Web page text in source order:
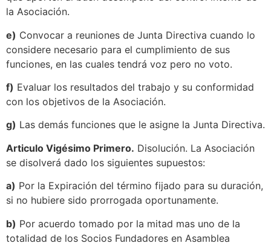
la Asociación.
e) Convocar a reuniones de Junta Directiva cuando lo
considere necesario para el cumplimiento de sus
funciones, en las cuales tendrá voz pero no voto.
f) Evaluar los resultados del trabajo y su conformidad
con los objetivos de la Asociación.
g) Las demás funciones que le asigne la Junta Directiva.
Articulo Vigésimo Primero. Disolución. La Asociación
se disolverá dado los siguientes supuestos:
a) Por la Expiración del término fijado para su duración,
si no hubiere sido prorrogada oportunamente.
b) Por acuerdo tomado por la mitad mas uno de la
totalidad de los Socios Fundadores en Asamblea